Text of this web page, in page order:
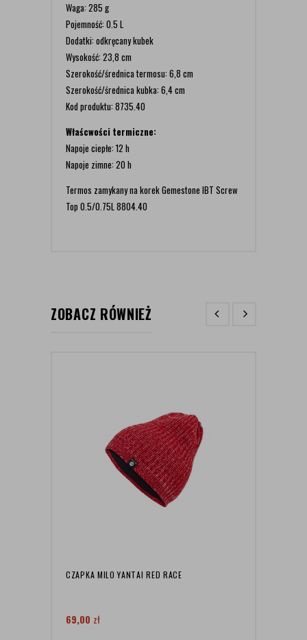
Waga: 285 g
Pojemność: 0.5 L
Dodatki: odkręcany kubek
Wysokość: 23,8 cm
Szerokość/średnica termosu: 6,8 cm
Szerokość/średnica kubka: 6,4 cm
Kod produktu: 8735.40
Właścwości termiczne:
Napoje ciepłe: 12 h
Napoje zimne: 20 h
Termos zamykany na korek Gemestone IBT Screw
Top 0.5/0.75L 8804.40
ZOBACZ RÓWNIEŻ
CZAPKA MILO YANTAI RED RACE
69,00 zł